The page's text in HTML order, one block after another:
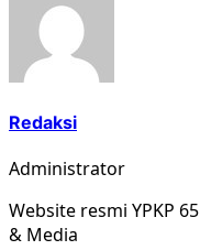
Redaksi
Administrator
Website resmi YPKP
& Media